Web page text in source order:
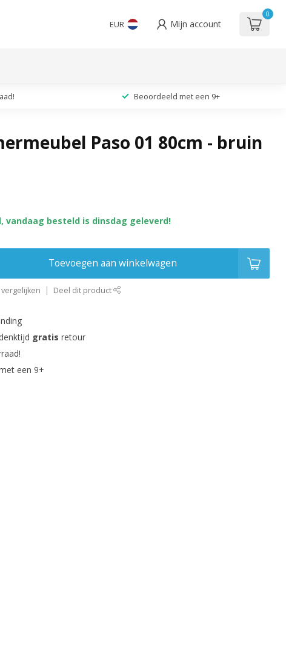
EUR Mijn account
0
Beoordeeld met een 9+
Paso 01 80cm - bruin
vandaag besteld is dinsdag geleverd!
Toevoegen aan winkelwagen
Deel dit product
gratis retour
een 9+